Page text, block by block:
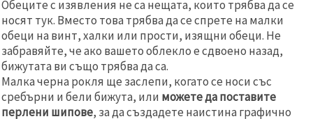
Обеците с изявления не са нещата, които трябва да се
носят тук. Вместо това трябва да се спрете на малки
обеци на винт, халки или прости, изящни обеци. Не
забравяйте, че ако вашето облекло е сдвоено назад,
бижутата ви също трябва да са.
Малка черна рокля ще заслепи, когато се носи със
сребърни и бели бижута, или можете да поставите
перлени шипове, за да създадете наистина графично